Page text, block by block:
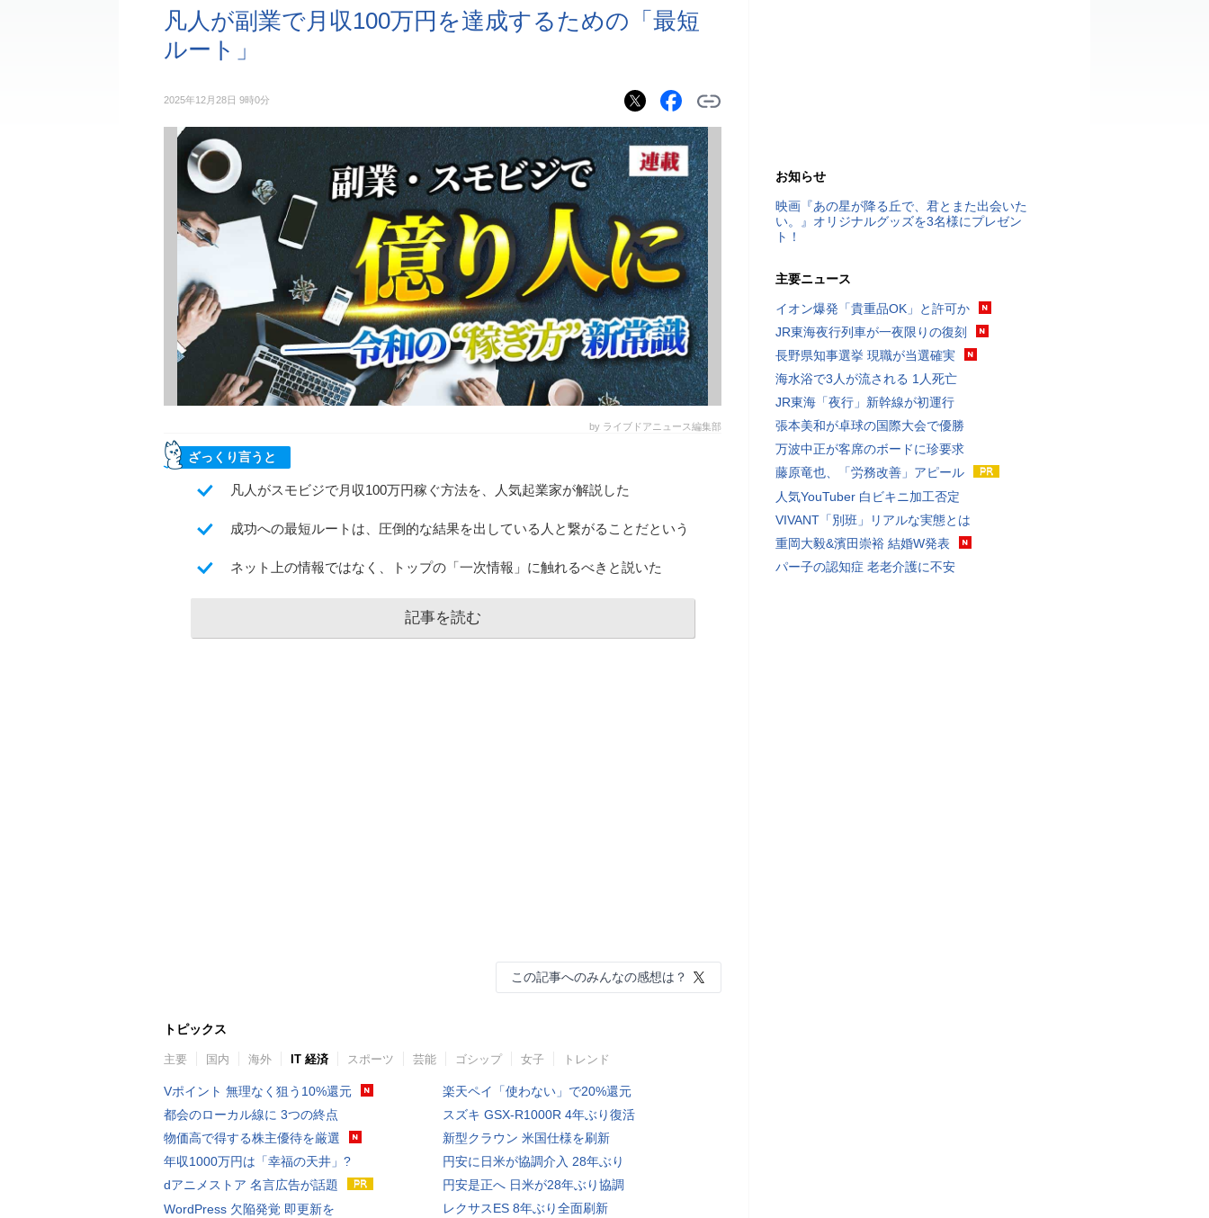
凡人が副業で月収100万円を達成するための「最短
ルート」
2025年12月28日 9時0分
by ライブドアニュース編集部
ざっくり言うと
凡人がスモビジで月収100万円稼ぐ方法を、人気起業家が解説した
成功への最短ルートは、圧倒的な結果を出している人と繋がることだという
ネット上の情報ではなく、トップの「一次情報」に触れるべきと説いた
記事を読む
この記事へのみんなの感想は？
トピックス
主要 国内 海外 IT 経済 スポーツ 芸能 ゴシップ 女子 トレンド
Vポイント 無理なく狙う10%還元
都会のローカル線に 3つの終点
物価高で得する株主優待を厳選
年収1000万円は「幸福の天井」?
dアニメストア 名言広告が話題
WordPress 欠陥発覚 即更新を
楽天ペイ「使わない」で20%還元
スズキ GSX-R1000R 4年ぶり復活
新型クラウン 米国仕様を刷新
円安に日米が協調介入 28年ぶり
円安是正へ 日米が28年ぶり協調
レクサスES 8年ぶり全面刷新
お知らせ
映画『あの星が降る丘で、君とまた出会いた
い。』オリジナルグッズを3名様にプレゼン
ト！
主要ニュース
イオン爆発「貴重品OK」と許可か
JR東海夜行列車が一夜限りの復刻
長野県知事選挙 現職が当選確実
海水浴で3人が流される 1人死亡
JR東海「夜行」新幹線が初運行
張本美和が卓球の国際大会で優勝
万波中正が客席のボードに珍要求
藤原竜也、「労務改善」アピール
人気YouTuber 白ビキニ加工否定
VIVANT「別班」リアルな実態とは
重岡大毅&濱田崇裕 結婚W発表
パー子の認知症 老老介護に不安